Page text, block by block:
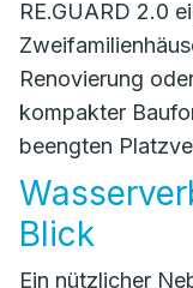
RE.GUARD 2.0
Renovierung
kompakter
beengten
Blick
Ein nützlicher